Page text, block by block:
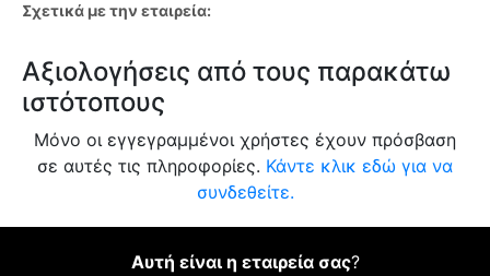
Σχετικά με την εταιρεία:
Αξιολογήσεις από τους παρακάτω
ιστότοπους
Μόνο οι εγγεγραμμένοι χρήστες έχουν πρόσβαση
σε αυτές τις πληροφορίες. Κάντε κλικ εδώ για να
συνδεθείτε.
Αυτή είναι η εταιρεία σας?